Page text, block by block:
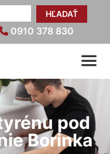
HĽADAŤ
0910 378 830
pod
Borinka